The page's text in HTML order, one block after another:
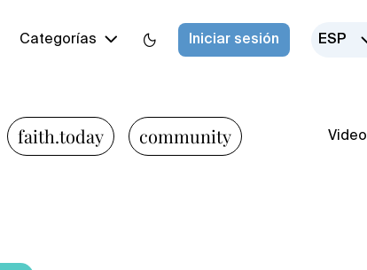
Categorías Iniciar sesión ESP
faith.today community Video